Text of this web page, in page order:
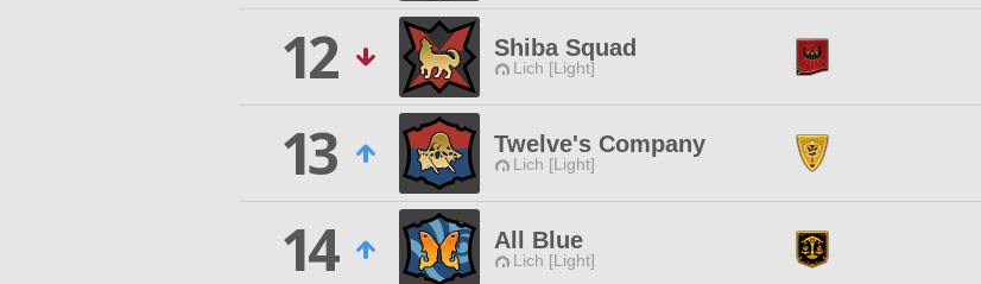
12
Shiba Squad
Lich [Light]
13
Twelve's Company
Lich [Light]
14
All Blue
Lich [Light]